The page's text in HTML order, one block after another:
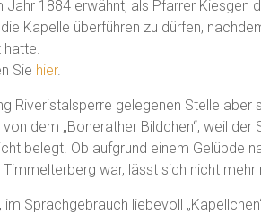
1884 erwähnt, als Pfarrer Kiesgen
Kapelle überführen zu dürfen,
hatte.
Sie hier.
Riveristalsperre gelegenen Stelle
dem „Bonerather Bildchen“, weil
belegt. Ob aufgrund einem Gelübde
Timmelterberg war, lässt sich nicht
Sprachgebrauch liebevoll